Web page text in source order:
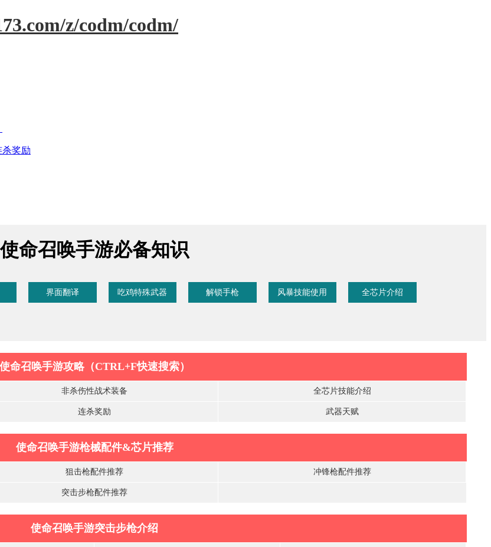
z/codm/codm/
杀奖励
使命召唤手游必备知识
界面翻译 吃鸡特殊武器 解锁手枪 风暴技能使用 全芯片介绍
使命召唤手游攻略（CTRL+F快速搜索）
非杀伤性战术装备 全芯片技能介绍
连杀奖励 武器天赋
使命召唤手游枪械配件&芯片推荐
狙击枪配件推荐 冲锋枪配件推荐
突击步枪配件推荐
使命召唤手游突击步枪介绍